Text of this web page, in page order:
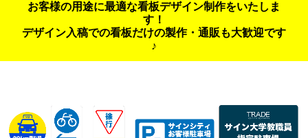
お客様の用途に最適な看板デザイン制作をいたしま
す！
デザイン入稿での看板だけの製作・通販も大歓迎です
♪